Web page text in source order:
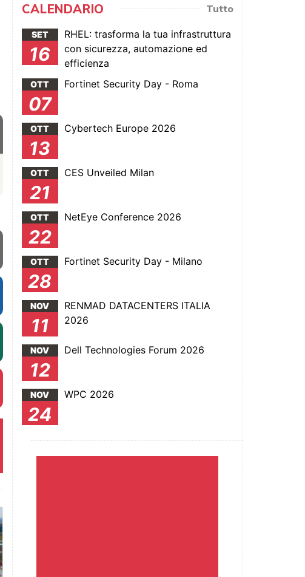
CALENDARIO Tutto
SET
16
RHEL: trasforma la tua infrastruttura
con sicurezza, automazione ed
efficienza
OTT
07
Fortinet Security Day - Roma
OTT
13
Cybertech Europe 2026
OTT
21
CES Unveiled Milan
OTT
22
NetEye Conference 2026
OTT
28
Fortinet Security Day - Milano
NOV
11
RENMAD DATACENTERS ITALIA
2026
NOV
12
Dell Technologies Forum 2026
NOV
24
WPC 2026